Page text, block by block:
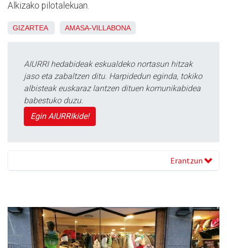
Alkizako pilotalekuan.
GIZARTEA AMASA-VILLABONA
AIURRI hedabideak eskualdeko nortasun hitzak
jaso eta zabaltzen ditu. Harpidedun eginda, tokiko
albisteak euskaraz lantzen dituen komunikabidea
babestuko duzu.
Egin AIURRIkide!
Erantzun